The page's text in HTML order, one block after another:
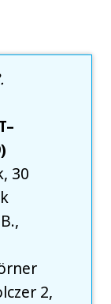
30
2,